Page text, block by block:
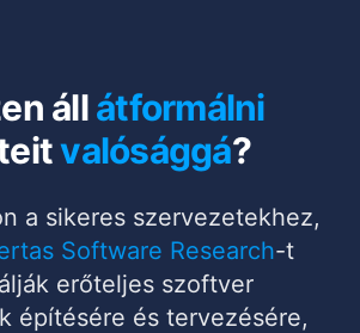
állátformálni
valósággá?
a sikeres szervezetekhez,
Software Research-t
erőteljes szoftver
építésére és tervezésére,